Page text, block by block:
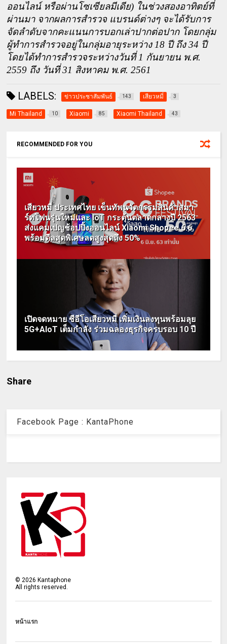
ออนไลน์ หรือผ่านโซเซียลมีเดีย) ในช่วงสองอาทิตย์ที่
ผ่านมา จากผลการสำรวจ แบรนด์ต่างๆ จะได้รับการ
จัดลำดับจากคะแนนการบอกเล่าปากต่อปาก โดยกลุ่ม
ผู้ทำการสำรวจอยู่ในกลุ่มอายุระหว่าง 18 ปี ถึง 34 ปี
โดยได้ทำการสำรวจระหว่างวันที่ 1 กันยายน พ.ศ.
2559 ถึง วันที่ 31 สิงหาคม พ.ศ. 2561
LABELS: ข่าวประชาสัมพันธ์ 143 เสียวหมี่ 3
Mi Thailand 10 Xiaomi 85 Xiaomi Thailand 43
RECOMMENDED FOR YOU
เสียวหมี่ ประเทศไทย เข็นทัพนวัตกรรมสินค้าสมา
ร์ทโฟนรุ่นใหม่และ IoT กระตุ้นตลาดกลางปี 2563
ส่งแคมเปญช้อปปิ้งออนไลน์ Xiaomi Shopee 6.6
พร้อมดีลสุดพิเศษลดสูงสุดถึง 50%
เปิดจดหมาย ซีอีโอเสียวหมี่ เพิ่มเงินลงทุนพร้อมลุย
5G+AIoT เต็มกำลัง ร่วมฉลองธุรกิจครบรอบ 10 ปี
Share
Facebook Page : KantaPhone
©2026 Kantaphone
All rights reserved.
หน้าแรก